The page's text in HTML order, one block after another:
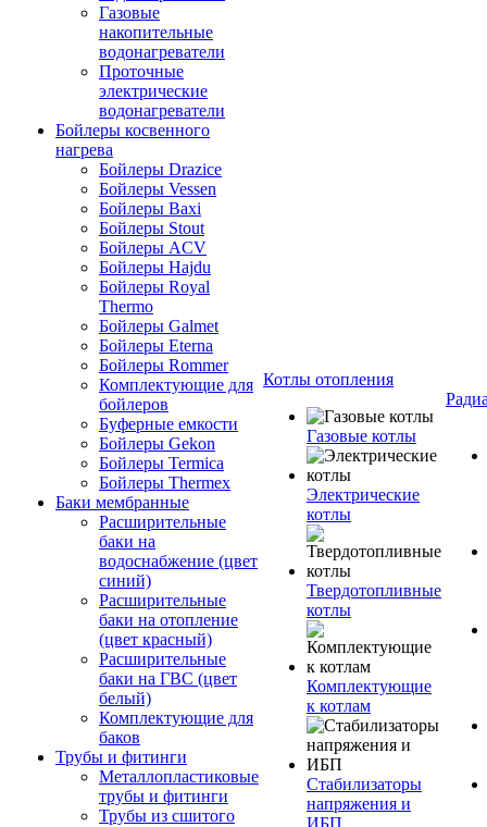
Газовые
накопительные
водонагреватели
Проточные
электрические
водонагреватели
Бойлеры косвенного
нагрева
Бойлеры Drazice
Бойлеры Vessen
Бойлеры Baxi
Бойлеры Stout
Бойлеры ACV
Бойлеры Hajdu
Бойлеры Royal
Thermo
Бойлеры Galmet
Бойлеры Eterna
Бойлеры Rommer
Комплектующие для
бойлеров
Буферные емкости
Бойлеры Gekon
Бойлеры Termica
Бойлеры Thermex
Баки мембранные
Расширительные
баки на
водоснабжение (цвет
синий)
Расширительные
баки на отопление
(цвет красный)
Расширительные
баки на ГВС (цвет
белый)
Комплектующие для
баков
Трубы и фитинги
Металлопластиковые
трубы и фитинги
Трубы из сшитого
Котлы отопления
Газовые котлы
Электрические
котлы
Твердотопливные
котлы
Комплектующие
к котлам
Стабилизаторы
напряжения и
ИБП